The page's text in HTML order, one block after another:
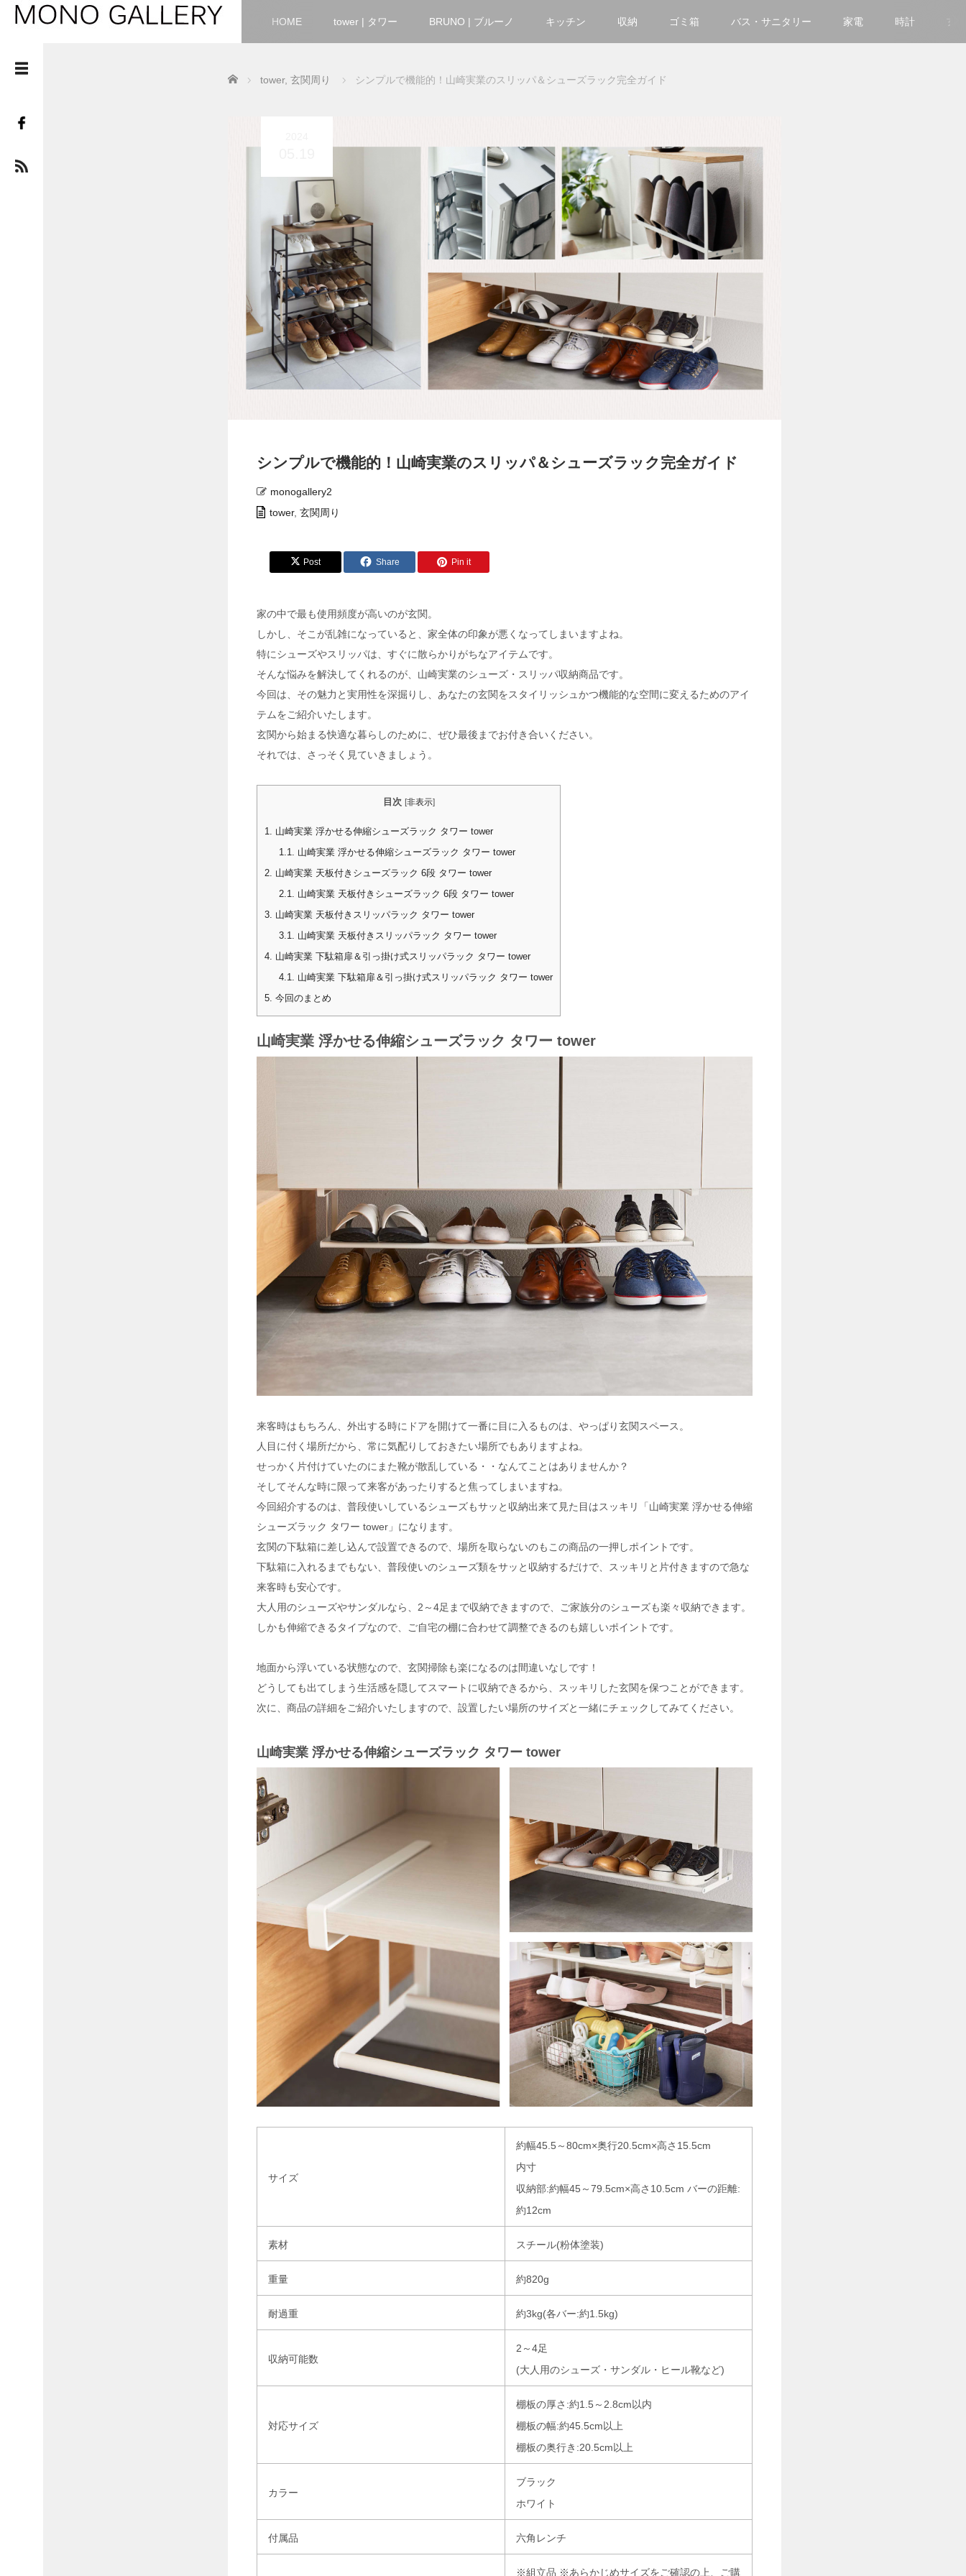
HOME tower | タワー BRUNO | ブルーノ キッチン 収納 ゴミ箱 バス・サニタリー 家電 時計 玄
Home tower, 玄関周り シンプルで機能的！山崎実業のスリッパ＆シューズラック完全ガイド
シンプルで機能的！山崎実業のスリッパ＆シューズラック完全ガイド
monogallery2
tower, 玄関周り
Post Share Pin it
家の中で最も使用頻度が高いのが玄関。
しかし、そこが乱雑になっていると、家全体の印象が悪くなってしまいますよね。
特にシューズやスリッパは、すぐに散らかりがちなアイテムです。
そんな悩みを解決してくれるのが、山崎実業のシューズ・スリッパ収納商品です。
今回は、その魅力と実用性を深掘りし、あなたの玄関をスタイリッシュかつ機能的な空間に変えるためのアイ
テムをご紹介いたします。
玄関から始まる快適な暮らしのために、ぜひ最後までお付き合いください。
それでは、さっそく見ていきましょう。
目次 [非表示]
1. 山崎実業 浮かせる伸縮シューズラック タワー tower
1.1. 山崎実業 浮かせる伸縮シューズラック タワー tower
2. 山崎実業 天板付きシューズラック 6段 タワー tower
2.1. 山崎実業 天板付きシューズラック 6段 タワー tower
3. 山崎実業 天板付きスリッパラック タワー tower
3.1. 山崎実業 天板付きスリッパラック タワー tower
4. 山崎実業 下駄箱扉＆引っ掛け式スリッパラック タワー tower
4.1. 山崎実業 下駄箱扉＆引っ掛け式スリッパラック タワー tower
5. 今回のまとめ
山崎実業 浮かせる伸縮シューズラック タワー tower
来客時はもちろん、外出する時にドアを開けて一番に目に入るものは、やっぱり玄関スペース。
人目に付く場所だから、常に気配りしておきたい場所でもありますよね。
せっかく片付けていたのにまた靴が散乱している・・なんてことはありませんか？
そしてそんな時に限って来客があったりすると焦ってしまいますね。
今回紹介するのは、普段使いしているシューズもサッと収納出来て見た目はスッキリ「山崎実業 浮かせる伸縮
シューズラック タワー tower」になります。
玄関の下駄箱に差し込んで設置できるので、場所を取らないのもこの商品の一押しポイントです。
下駄箱に入れるまでもない、普段使いのシューズ類をサッと収納するだけで、スッキリと片付きますので急な
来客時も安心です。
大人用のシューズやサンダルなら、2～4足まで収納できますので、ご家族分のシューズも楽々収納できます。
しかも伸縮できるタイプなので、ご自宅の棚に合わせて調整できるのも嬉しいポイントです。
地面から浮いている状態なので、玄関掃除も楽になるのは間違いなしです！
どうしても出てしまう生活感を隠してスマートに収納できるから、スッキリした玄関を保つことができます。
次に、商品の詳細をご紹介いたしますので、設置したい場所のサイズと一緒にチェックしてみてください。
山崎実業 浮かせる伸縮シューズラック タワー tower
サイズ
約幅45.5～80cm×奥行20.5cm×高さ15.5cm
内寸
収納部:約幅45～79.5cm×高さ10.5cm バーの距離:
約12cm
素材 スチール(粉体塗装)
重量 約820g
耐過重 約3kg(各バー:約1.5kg)
収納可能数
2～4足
(大人用のシューズ・サンダル・ヒール靴など)
対応サイズ
棚板の厚さ:約1.5～2.8cm以内
棚板の幅:約45.5cm以上
棚板の奥行き:20.5cm以上
カラー
ブラック
ホワイト
付属品 六角レンチ
※組立品 ※あらかじめサイズをご確認の上、ご購